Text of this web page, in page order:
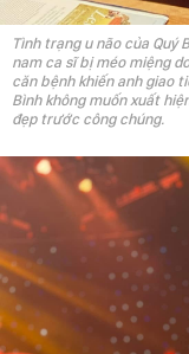
Tình trạng u não của Quý
nam ca sĩ bị méo miệng
căn bệnh khiến anh giao
Bình không muốn xuất
đẹp trước công chúng.